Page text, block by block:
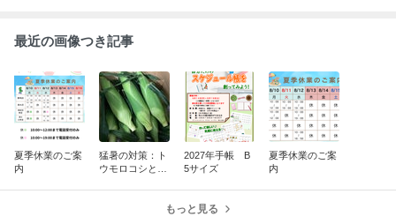
最近の画像つき記事
夏季休業のご案
内
猛暑の対策：ト
ウモロコシと小
2027年手帳 B
5サイズ
夏季休業のご案
内
もっと見る